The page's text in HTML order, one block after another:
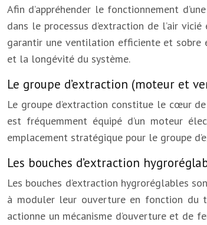
Afin d’appréhender le fonctionnement
dans le processus d’extraction de l’air
garantir une ventilation efficiente et sobre
et la longévité du système.
Le groupe d’extraction (moteur et
Le groupe d’extraction constitue le cœur
est fréquemment équipé d’un moteur
emplacement stratégique pour le groupe
Les bouches d’extraction
Les bouches d’extraction hygroréglables
à moduler leur ouverture en fonction du
actionne un mécanisme d’ouverture et de